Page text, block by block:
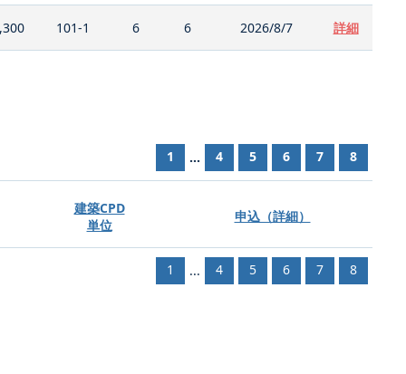
101-1 6 6 2026/8/7 詳細
1 ... 4 5 6 7 8
建築CPD
単位
申込（詳細）
1 ... 4 5 6 7 8